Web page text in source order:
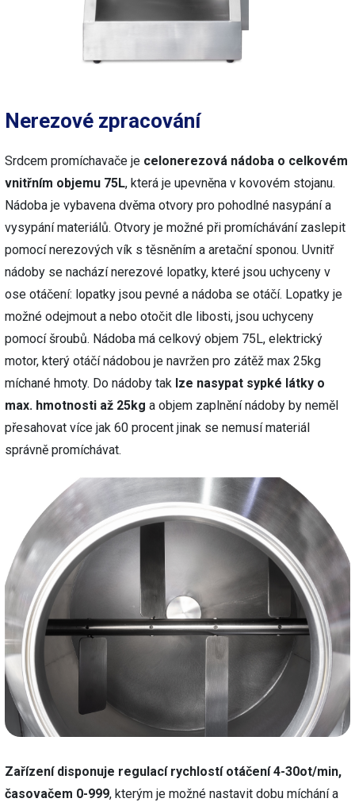
Nerezové zpracování
Srdcem promíchavače je celonerezová nádoba o celkovém
vnitřním objemu 75L, která je upevněna v kovovém stojanu.
Nádoba je vybavena dvěma otvory pro pohodlné nasypání a
vysypání materiálů. Otvory je možné při promíchávání zaslepit
pomocí nerezových vík s těsněním a aretační sponou. Uvnitř
nádoby se nachází nerezové lopatky, které jsou uchyceny v
ose otáčení: lopatky jsou pevné a nádoba se otáčí. Lopatky je
možné odejmout a nebo otočit dle libosti, jsou uchyceny
pomocí šroubů. Nádoba má celkový objem 75L, elektrický
motor, který otáčí nádobou je navržen pro zátěž max 25kg
míchané hmoty. Do nádoby tak lze nasypat sypké látky o
max. hmotnosti až 25kg a objem zaplnění nádoby by neměl
přesahovat více jak 60 procent jinak se nemusí materiál
správně promíchávat.
Zařízení disponuje regulací rychlostí otáčení 4-30ot/min,
časovačem 0-999, kterým je možné nastavit dobu míchání a